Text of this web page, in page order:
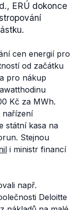
ERÚ dokonce
cen energií pro
od začátku
pro nákup
Kč za MWh.
nařízení
státní kasa na
Stejnou
i ministr financí
např.
Deloitte